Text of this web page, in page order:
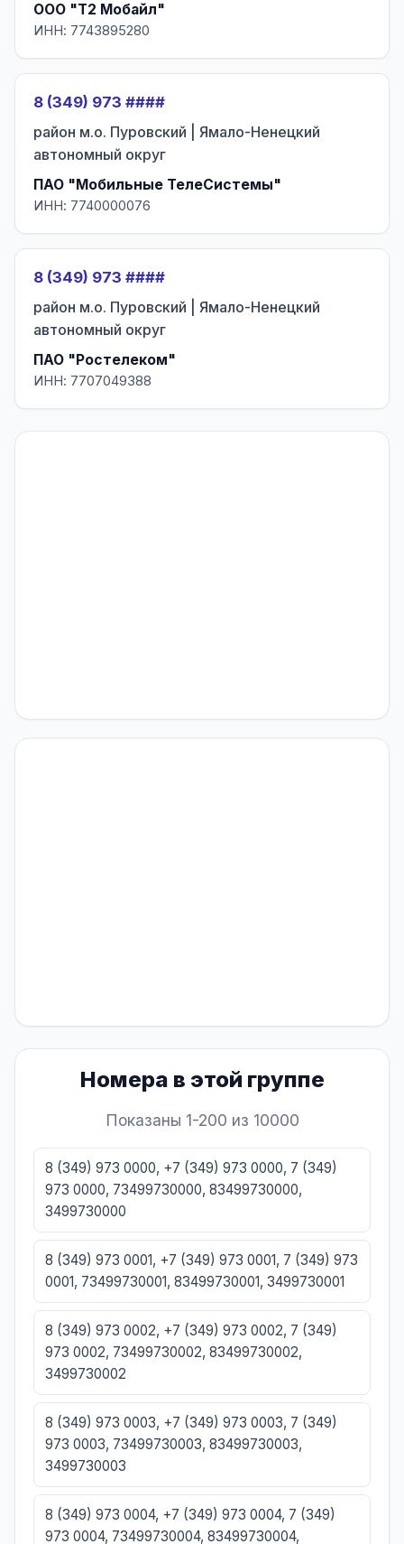
ООО "Т2 Мобайл"
ИНН: 7743895280
8 (349) 973 ####
район м.о. Пуровский | Ямало-Ненецкий
автономный округ
ПАО "Мобильные ТелеСистемы"
ИНН: 7740000076
8 (349) 973 ####
район м.о. Пуровский | Ямало-Ненецкий
автономный округ
ПАО "Ростелеком"
ИНН: 7707049388
Номера в этой группе
Показаны 1-200 из 10000
8 (349) 973 0000, +7 (349) 973 0000, 7 (349)
973 0000, 73499730000, 83499730000,
3499730000
8 (349) 973 0001, +7 (349) 973 0001, 7 (349) 973
0001, 73499730001, 83499730001, 3499730001
8 (349) 973 0002, +7 (349) 973 0002, 7 (349)
973 0002, 73499730002, 83499730002,
3499730002
8 (349) 973 0003, +7 (349) 973 0003, 7 (349)
973 0003, 73499730003, 83499730003,
3499730003
8 (349) 973 0004, +7 (349) 973 0004, 7 (349)
973 0004, 73499730004, 83499730004,